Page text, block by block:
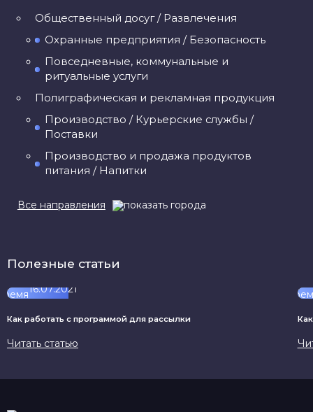
Общественный досуг / Развлечения
Охранные предприятия / Безопасность
Повседневные, коммунальные и
ритуальные услуги
Полиграфическая и рекламная продукция
Производство / Курьерские службы /
Поставки
Производство и продажа продуктов
питания / Напитки
Разные услуги / Прочее
Социальная помощь / Благотворительность
Спортивная сфера / Туризм / Отдых
Строительная сфера / Ремонт /
Строительные материалы / Материалы
Все направления
Полезные статьи
16.07.2021
Как работать с программой для рассылки
Читать статью